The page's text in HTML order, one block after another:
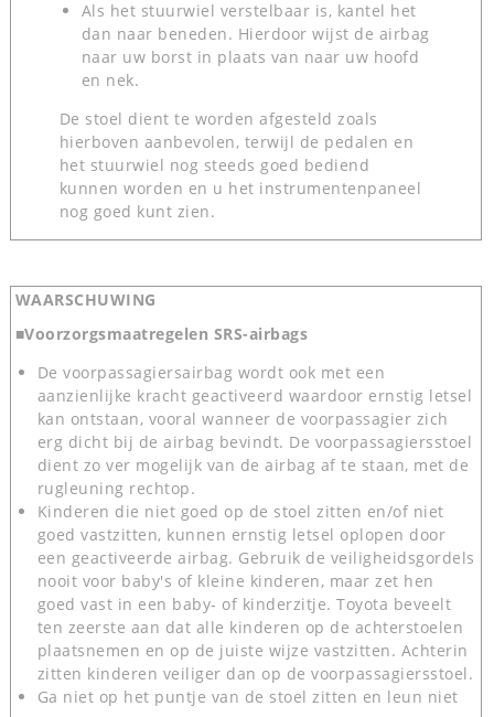
Als het stuurwiel verstelbaar is, kantel het
dan naar beneden. Hierdoor wijst de airbag
naar uw borst in plaats van naar uw hoofd
en nek.
De stoel dient te worden afgesteld zoals
hierboven aanbevolen, terwijl de pedalen en
het stuurwiel nog steeds goed bediend
kunnen worden en u het instrumentenpaneel
nog goed kunt zien.
WAARSCHUWING
■Voorzorgsmaatregelen SRS-airbags
De voorpassagiersairbag wordt ook met een
aanzienlijke kracht geactiveerd waardoor ernstig letsel
kan ontstaan, vooral wanneer de voorpassagier zich
erg dicht bij de airbag bevindt. De voorpassagiersstoel
dient zo ver mogelijk van de airbag af te staan, met de
rugleuning rechtop.
Kinderen die niet goed op de stoel zitten en/of niet
goed vastzitten, kunnen ernstig letsel oplopen door
een geactiveerde airbag. Gebruik de veiligheidsgordels
nooit voor baby's of kleine kinderen, maar zet hen
goed vast in een baby- of kinderzitje. Toyota beveelt
ten zeerste aan dat alle kinderen op de achterstoelen
plaatsnemen en op de juiste wijze vastzitten. Achterin
zitten kinderen veiliger dan op de voorpassagiersstoel.
Ga niet op het puntje van de stoel zitten en leun niet